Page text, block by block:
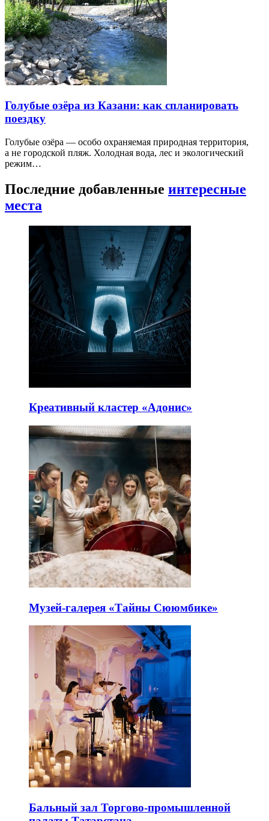
Голубые озёра из Казани: как спланировать
поездку
Голубые озёра — особо охраняемая природная территория,
а не городской пляж. Холодная вода, лес и экологический
режим…
Последние добавленные интересные
места
Креативный кластер «Адонис»
Музей-галерея «Тайны Сююмбике»
Бальный зал Торгово-промышленной